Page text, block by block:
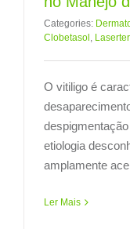
Categories:
Clobetasol
O vitiligo é
etiologia
amplamente
Ler Mais